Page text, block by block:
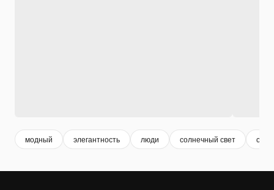
модный элегантность люди солнечный свет